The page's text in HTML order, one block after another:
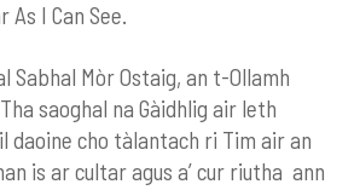
As I Can See.
Sabhal Mòr Ostaig, an t-Ollamh
saoghal na Gàidhlig air leth
daoine cho tàlantach ri Tim air an
is ar cultar agus a’ cur riutha ann